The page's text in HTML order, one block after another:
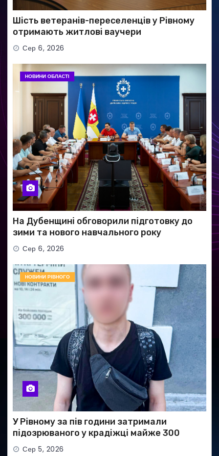
Шість ветеранів-переселенців у Рівному
отримають житлові ваучери
Сер 6, 2026
НОВИНИ ОБЛАСТІ
На Дубенщині обговорили підготовку до
зими та нового навчального року
Сер 6, 2026
НОВИНИ РІВНОГО
У Рівному за пів години затримали
підозрюваного у крадіжці майже 300
тисяч гривень
Сер 5, 2026